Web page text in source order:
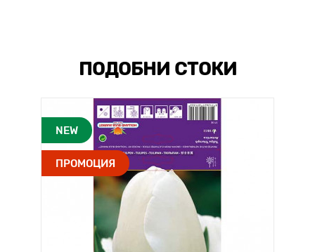
ПОДОБНИ СТОКИ
NEW
ПРОМОЦИЯ